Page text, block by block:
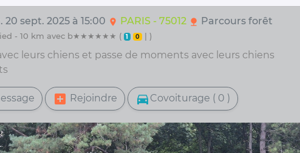
20 sept. 2025 à 15:00 location_on PARIS - 75012 nature Parcours forêt
- 10 km avec b★★★★★★ ( 1 0 | )
leurs chiens et passe de moments avec leurs chiens
add_box Rejoindre directions_car Covoiturage ( 0 )